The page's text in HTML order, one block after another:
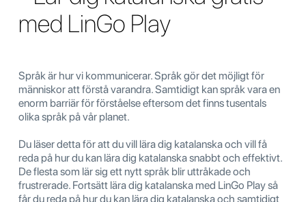
med LinGo Play
Språk är hur vi kommunicerar. Språk gör det möjligt för
människor att förstå varandra. Samtidigt kan språk vara en
enorm barriär för förståelse eftersom det finns tusentals
olika språk på vår planet.
Du läser detta för att du vill lära dig katalanska och vill få
reda på hur du kan lära dig katalanska snabbt och effektivt.
De flesta som lär sig ett nytt språk blir uttråkade och
frustrerade. Fortsätt lära dig katalanska med LinGo Play så
får du reda på hur du kan lära dig katalanska och samtidigt